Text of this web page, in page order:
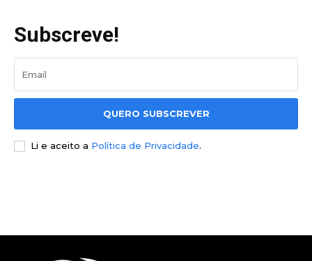
Subscreve!
QUERO SUBSCREVER
Li e aceito a Política de Privacidade.